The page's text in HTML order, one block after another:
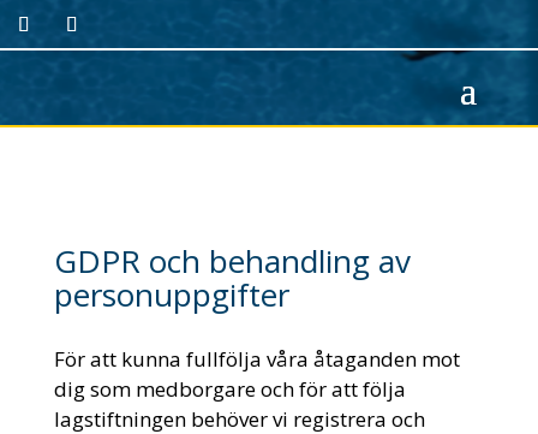
GDPR och behandling av
personuppgifter
För att kunna fullfölja våra åtaganden mot
dig som medborgare och för att följa
lagstiftningen behöver vi registrera och